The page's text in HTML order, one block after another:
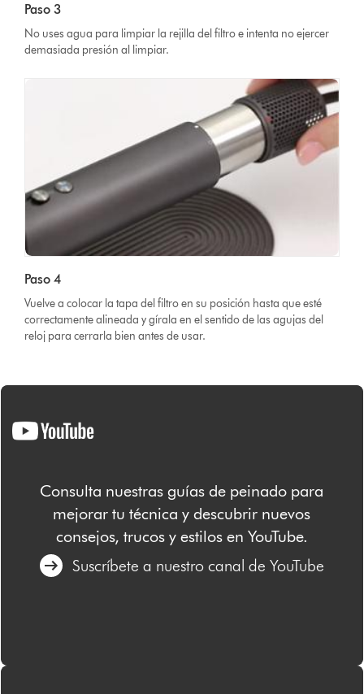
Paso 3
No uses agua para limpiar la rejilla del filtro e intenta no ejercer
demasiada presión al limpiar.
Paso 4
Vuelve a colocar la tapa del filtro en su posición hasta que esté
correctamente alineada y gírala en el sentido de las agujas del
reloj para cerrarla bien antes de usar.
Consulta nuestras guías de peinado para
mejorar tu técnica y descubrir nuevos
consejos, trucos y estilos en YouTube.
Suscríbete a nuestro canal de YouTube